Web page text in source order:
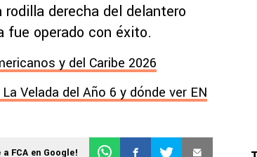
Laing
Comunicaciones
Municipal
Motagua
Real Estelí
derecha del delantero
fue operado con éxito.
y del Caribe 2026
Velada del Año 6 y dónde ver EN
a FCA en Google!